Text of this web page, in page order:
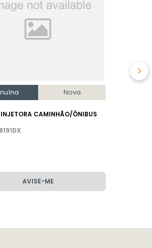
Nova
CAMINHÃO/ÔNIBUS
AVISE-ME